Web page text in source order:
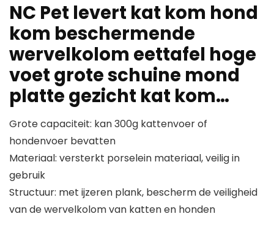
NC Pet levert kat kom hond
kom beschermende
wervelkolom eettafel hoge
voet grote schuine mond
platte gezicht kat kom…
Grote capaciteit: kan 300g kattenvoer of
hondenvoer bevatten
Materiaal: versterkt porselein materiaal, veilig in
gebruik
Structuur: met ijzeren plank, bescherm de veiligheid
van de wervelkolom van katten en honden